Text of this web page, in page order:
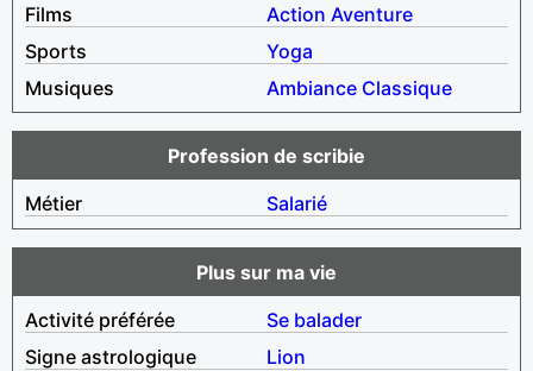
Films
Action Aventure
Sports
Yoga
Musiques
Ambiance Classique
Profession de scribie
Métier
Salarié
Plus sur ma vie
Activité préférée
Se balader
Signe astrologique
Lion